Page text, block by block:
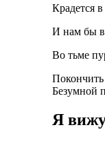
Крадется
И нам бы
Во тьме
Безумной
Я